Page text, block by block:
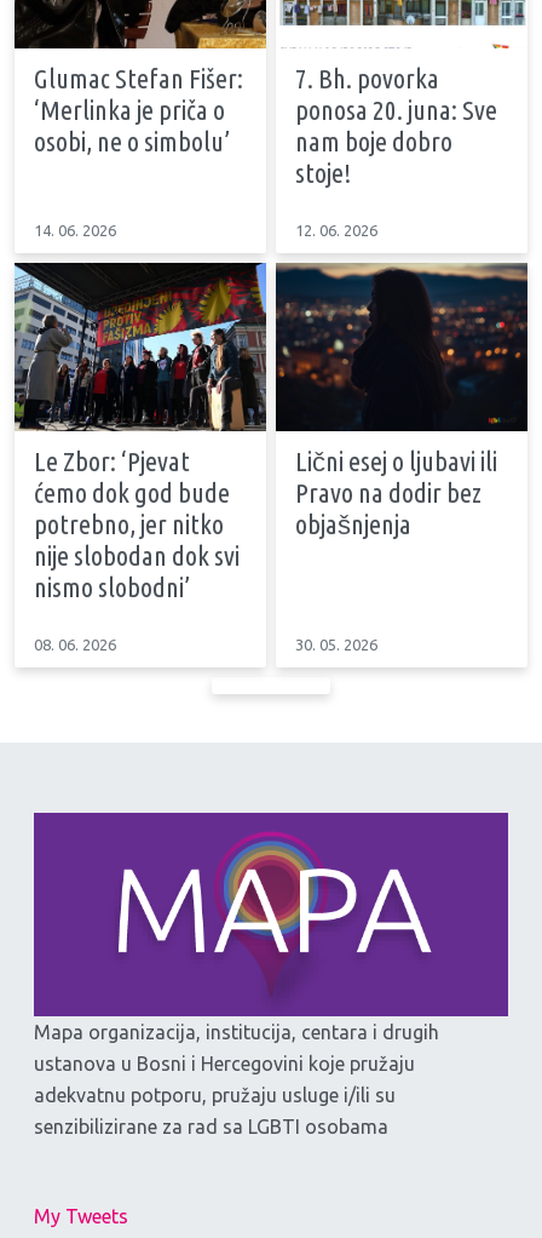
Glumac Stefan Fišer:
‘Merlinka je priča o
osobi, ne o simbolu’
14. 06. 2026
7. Bh. povorka
ponosa 20. juna: Sve
nam boje dobro
stoje!
12. 06. 2026
Le Zbor: ‘Pjevat
ćemo dok god bude
potrebno, jer nitko
nije slobodan dok svi
nismo slobodni’
08. 06. 2026
Lični esej o ljubavi ili
Pravo na dodir bez
objašnjenja
30. 05. 2026
Mapa organizacija, institucija, centara i drugih
ustanova u Bosni i Hercegovini koje pružaju
adekvatnu potporu, pružaju usluge i/ili su
senzibilizirane za rad sa LGBTI osobama
My Tweets